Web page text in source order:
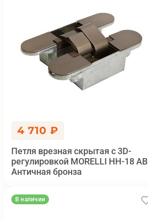
4 710 ₽
Петля врезная скрытая с 3D-
регулировкой MORELLI HH-18 AB
Античная бронза
В наличии